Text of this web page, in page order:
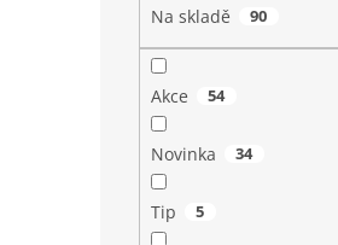
Na skladě 90
Akce 54
Novinka 34
Tip 5